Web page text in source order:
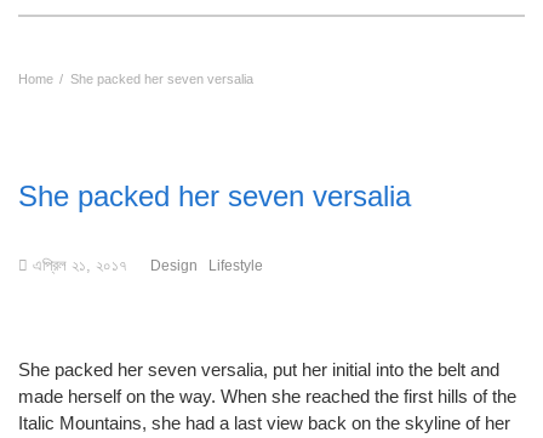
Home She packed her seven versalia
She packed her seven versalia
এপ্রিল ২১, ২০১৭ Design Lifestyle
She packed her seven versalia, put her initial into the belt and
made herself on the way. When she reached the first hills of the
Italic Mountains, she had a last view back on the skyline of her